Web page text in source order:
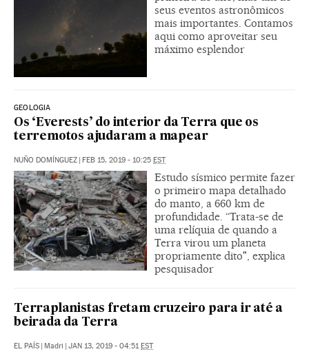
seus eventos astronômicos
mais importantes. Contamos
aqui como aproveitar seu
máximo esplendor
GEOLOGIA
Os ‘Everests’ do interior da Terra que os
terremotos ajudaram a mapear
NUÑO DOMÍNGUEZ FEB 15, 2019 - 10:25 EST
Estudo sísmico permite fazer
o primeiro mapa detalhado
do manto, a 660 km de
profundidade. “Trata-se de
uma relíquia de quando a
Terra virou um planeta
propriamente dito", explica
pesquisador
Terraplanistas fretam cruzeiro para ir até a
beirada da Terra
EL PAÍS Madri JAN 13, 2019 - 04:51 EST